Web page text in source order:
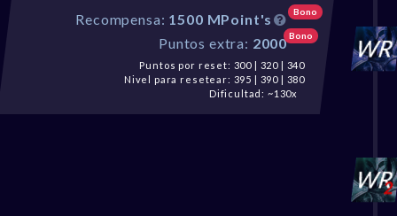
Recompensa: 1500 MPoint's Bono
Puntos extra: 2000Bono
Puntos por reset: 300 | 320 | 340
Nivel para resetear: 395 | 390 | 380
Dificultad: ~130x